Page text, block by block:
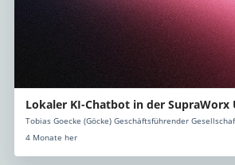
Lokaler KI-Chatbot in der SupraWorx
Tobias Goecke (Göcke) Geschäftsführender
4 Monate her